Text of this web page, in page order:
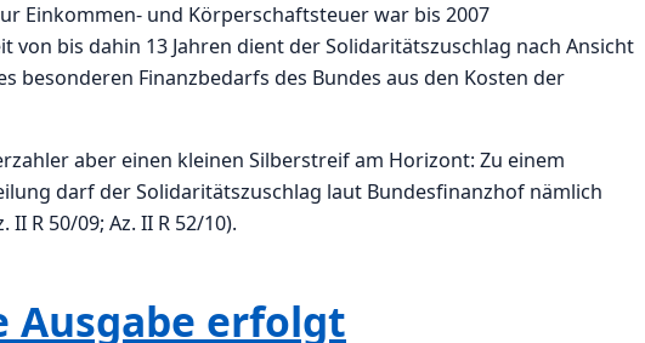
Einkommen- und Körperschaftsteuer war bis 2007
von bis dahin 13 Jahren dient der Solidaritätszuschlag nach Ansicht
besonderen Finanzbedarfs des Bundes aus den Kosten der
aber einen kleinen Silberstreif am Horizont: Zu einem
darf der Solidaritätszuschlag laut Bundesfinanzhof nämlich
R 50/09; Az. II R 52/10).
erfolgt